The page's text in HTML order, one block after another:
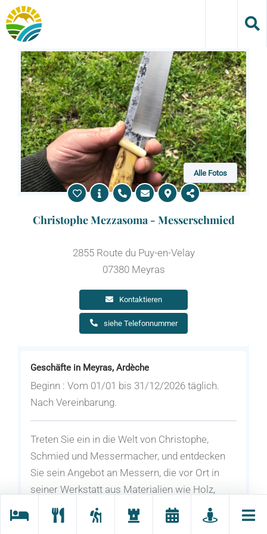
Skip
to
content
Alle Fotos
Geschäfte in Meyras, Ardèche
Beginn : Vom 01/01 bis 31/12/2026 täglich.
Nach Vereinbarung.
Treten Sie ein in die Welt von Christophe,
Schmied und Messermacher, und entdecken
Sie sein Angebot an Messern, die vor Ort in
seiner Werkstatt aus Materialien wie Holz,
Stein und Knochen hergestellt werden. Er
organisiert auch Kurse in seiner Werkstatt.
Christophe Mezzasoma - Messerschmied
2855 Route du Puy-en-Velay
07380 Meyras
Kontaktieren
siehe Telefonnummer